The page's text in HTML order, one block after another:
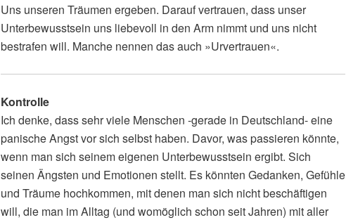
Uns unseren Träumen ergeben. Darauf vertrauen, dass unser
Unterbewusstsein uns liebevoll in den Arm nimmt und uns nicht
bestrafen will. Manche nennen das auch »Urvertrauen«.
Kontrolle
Ich denke, dass sehr viele Menschen ‑gerade in Deutschland- eine
panische Angst vor sich selbst haben. Davor, was passieren könnte,
wenn man sich seinem eigenen Unterbewusstsein ergibt. Sich
seinen Ängsten und Emotionen stellt. Es könnten Gedanken, Gefühle
und Träume hochkommen, mit denen man sich nicht beschäftigen
will, die man im Alltag (und womöglich schon seit Jahren) mit aller